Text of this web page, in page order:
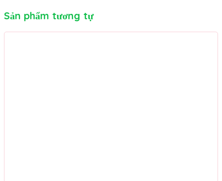
Sản phẩm tương tự